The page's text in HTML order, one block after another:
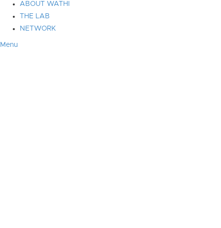
ABOUT WATHI
THE LAB
NETWORK
Menu